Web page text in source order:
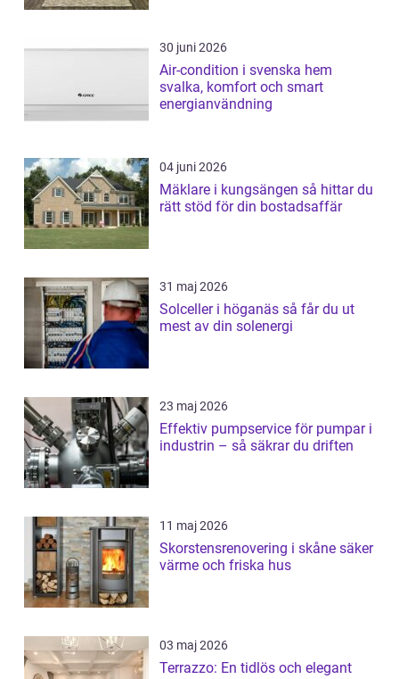
30 juni 2026
Air-condition i svenska hem
svalka, komfort och smart
energianvändning
04 juni 2026
Mäklare i kungsängen så hittar du
rätt stöd för din bostadsaffär
31 maj 2026
Solceller i höganäs så får du ut
mest av din solenergi
23 maj 2026
Effektiv pumpservice för pumpar i
industrin – så säkrar du driften
11 maj 2026
Skorstensrenovering i skåne säker
värme och friska hus
03 maj 2026
Terrazzo: En tidlös och elegant